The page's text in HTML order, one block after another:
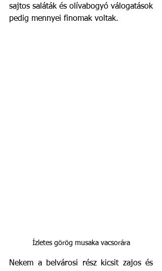
sajtos saláták és olívabogyó válogatások
pedig mennyei finomak voltak.
Ízletes görög musaka vacsorára
Nekem a belvárosi rész kicsit zajos és